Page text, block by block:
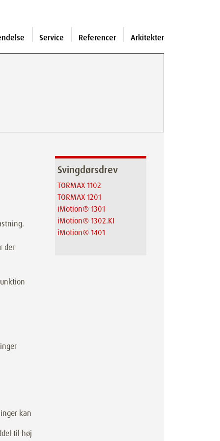
Service Referencer Arkitekter
der
kan
til høj
Svingdørsdrev
TORMAX 1102
TORMAX 1201
iMotion® 1301
iMotion® 1302.KI
iMotion® 1401